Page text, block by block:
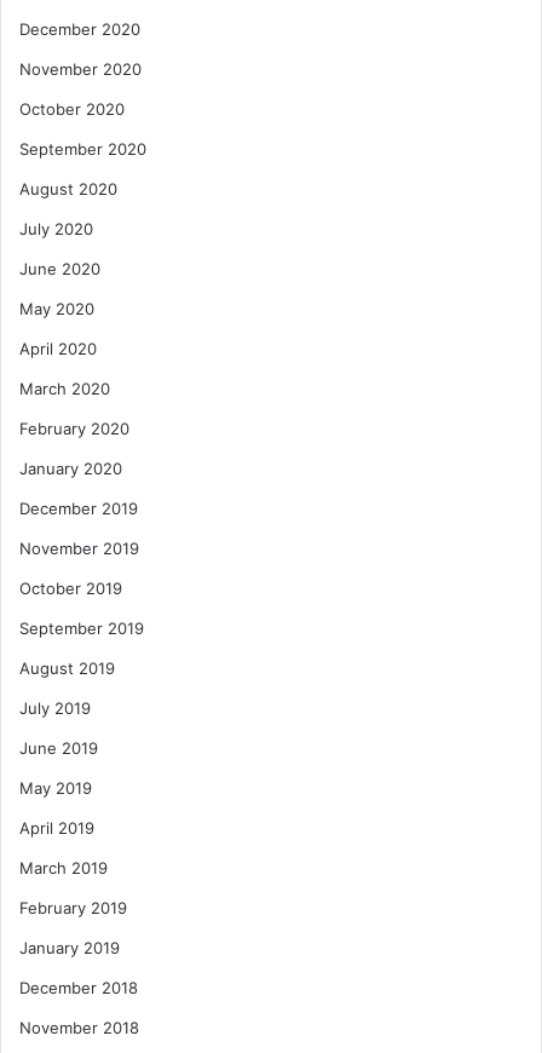
December 2020
November 2020
October 2020
September 2020
August 2020
July 2020
June 2020
May 2020
April 2020
March 2020
February 2020
January 2020
December 2019
November 2019
October 2019
September 2019
August 2019
July 2019
June 2019
May 2019
April 2019
March 2019
February 2019
January 2019
December 2018
November 2018